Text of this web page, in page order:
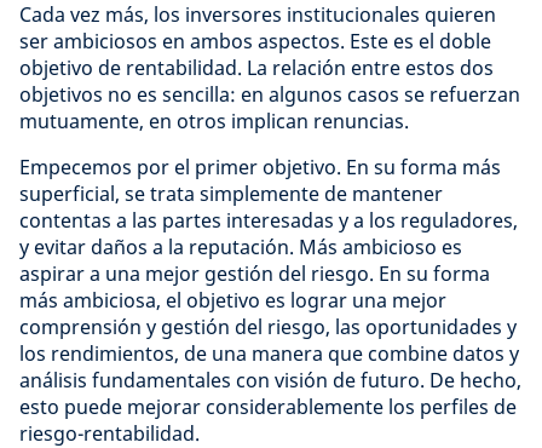
Cada vez más, los inversores institucionales quieren
ser ambiciosos en ambos aspectos. Este es el doble
objetivo de rentabilidad. La relación entre estos dos
objetivos no es sencilla: en algunos casos se refuerzan
mutuamente, en otros implican renuncias.
Empecemos por el primer objetivo. En su forma más
superficial, se trata simplemente de mantener
contentas a las partes interesadas y a los reguladores,
y evitar daños a la reputación. Más ambicioso es
aspirar a una mejor gestión del riesgo. En su forma
más ambiciosa, el objetivo es lograr una mejor
comprensión y gestión del riesgo, las oportunidades y
los rendimientos, de una manera que combine datos y
análisis fundamentales con visión de futuro. De hecho,
esto puede mejorar considerablemente los perfiles de
riesgo-rentabilidad.